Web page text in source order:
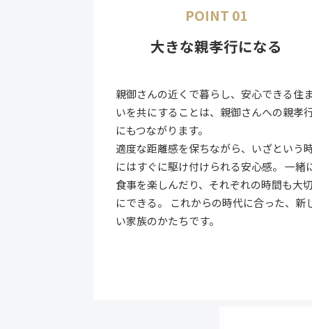
POINT 01
大きな親孝行になる
親御さんの近くで暮らし、安心できる住
いを共にすることは、親御さんへの親孝
にもつながります。
適度な距離感を保ちながら、いざという
にはすぐに駆け付けられる安心感。 一緒
食事を楽しんだり、それぞれの時間も大
にできる。 これからの時代に合った、新
い家族のかたちです。